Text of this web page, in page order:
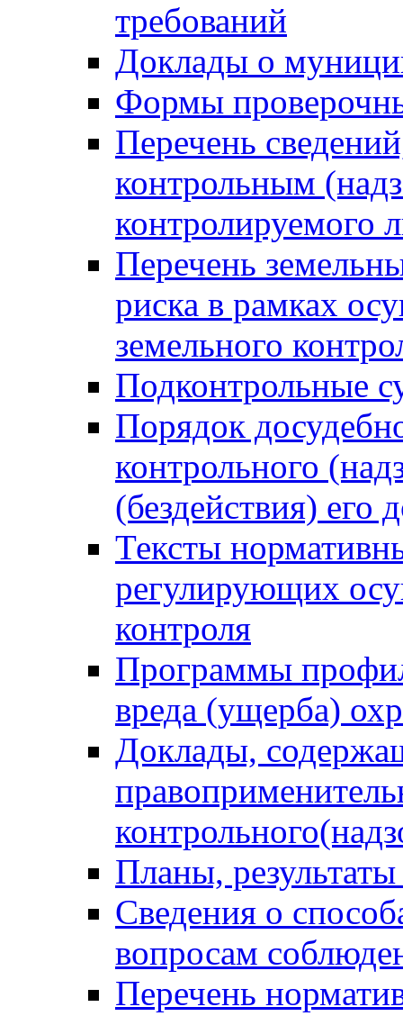
требований
Доклады о
Формы
Перечень
контрольным
контролируемого
Перечень
риска в рамках
земельного
Подконтрольные
Порядок
контрольного
(бездействия)
Тексты
регулирующих
контроля
Программы
вреда (ущерба)
Доклады,
Планы,
Сведения о
вопросам
Перечень